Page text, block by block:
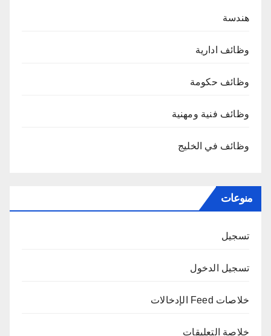
هندسة
وظائف ادارية
وظائف حكومة
وظائف فنية ومهنية
وظائف في الخليج
منوعات
تسجيل
تسجيل الدخول
خلاصات Feed الإدخالات
خلاصة التعليقات